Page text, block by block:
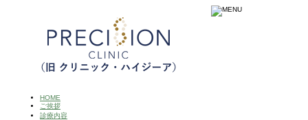
HOME
ご挨拶
診療内容